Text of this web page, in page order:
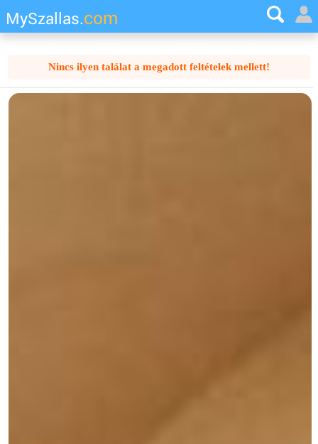
MySzallas.com
Nincs ilyen találat a megadott feltételek mellett!